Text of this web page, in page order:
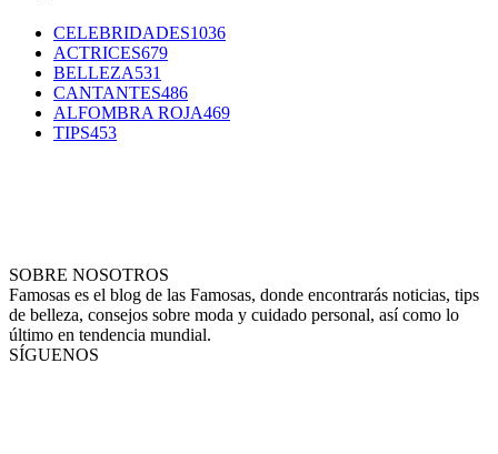
CELEBRIDADES1036
ACTRICES679
BELLEZA531
CANTANTES486
ALFOMBRA ROJA469
TIPS453
SOBRE NOSOTROS
Famosas es el blog de las Famosas, donde encontrarás noticias, tips
de belleza, consejos sobre moda y cuidado personal, así como lo
último en tendencia mundial.
SÍGUENOS